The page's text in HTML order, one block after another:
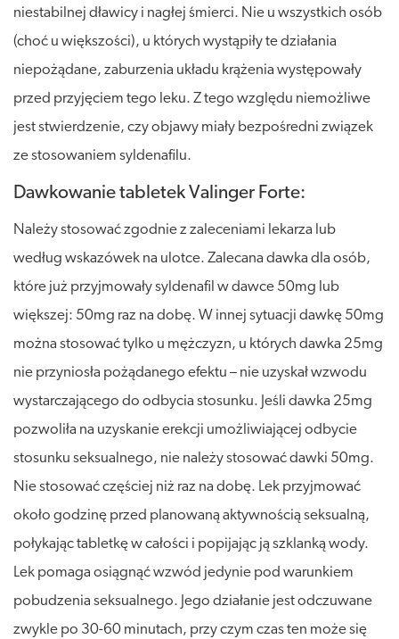
niestabilnej dławicy i nagłej śmierci. Nie u wszystkich osób
(choć u większości), u których wystąpiły te działania
niepożądane, zaburzenia układu krążenia występowały
przed przyjęciem tego leku. Z tego względu niemożliwe
jest stwierdzenie, czy objawy miały bezpośredni związek
ze stosowaniem syldenafilu.
Dawkowanie tabletek Valinger Forte:
Należy stosować zgodnie z zaleceniami lekarza lub
według wskazówek na ulotce. Zalecana dawka dla osób,
które już przyjmowały syldenafil w dawce 50mg lub
większej: 50mg raz na dobę. W innej sytuacji dawkę 50mg
można stosować tylko u mężczyzn, u których dawka 25mg
nie przyniosła pożądanego efektu – nie uzyskał wzwodu
wystarczającego do odbycia stosunku. Jeśli dawka 25mg
pozwoliła na uzyskanie erekcji umożliwiającej odbycie
stosunku seksualnego, nie należy stosować dawki 50mg.
Nie stosować częściej niż raz na dobę. Lek przyjmować
około godzinę przed planowaną aktywnością seksualną,
połykając tabletkę w całości i popijając ją szklanką wody.
Lek pomaga osiągnąć wzwód jedynie pod warunkiem
pobudzenia seksualnego. Jego działanie jest odczuwane
zwykle po 30-60 minutach, przy czym czas ten może się